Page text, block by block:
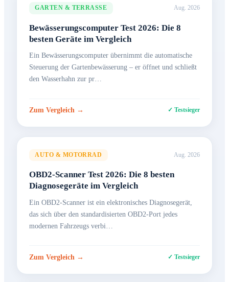
GARTEN & TERRASSE Aug. 2026
Bewässerungscomputer Test 2026: Die 8
besten Geräte im Vergleich
Ein Bewässerungscomputer übernimmt die automatische
Steuerung der Gartenbewässerung – er öffnet und schließt
den Wasserhahn zur pr…
Zum Vergleich → ✓ Testsieger
AUTO & MOTORRAD Aug. 2026
OBD2-Scanner Test 2026: Die 8 besten
Diagnosegeräte im Vergleich
Ein OBD2-Scanner ist ein elektronisches Diagnosegerät,
das sich über den standardisierten OBD2-Port jedes
modernen Fahrzeugs verbi…
Zum Vergleich → ✓ Testsieger